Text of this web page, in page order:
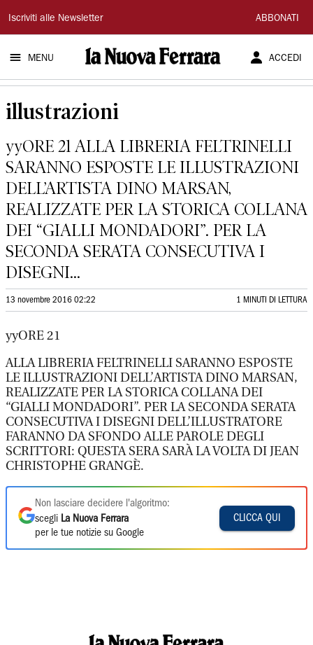
La
Nuova
Ferrara
Iscriviti alle Newsletter ABBONATI
MENU ACCEDI
illustrazioni
yyORE 21 ALLA LIBRERIA FELTRINELLI
SARANNO ESPOSTE LE ILLUSTRAZIONI
DELL’ARTISTA DINO MARSAN,
REALIZZATE PER LA STORICA COLLANA
DEI “GIALLI MONDADORI”. PER LA
SECONDA SERATA CONSECUTIVA I
DISEGNI...
13 novembre 2016 02:22 1 MINUTI DI LETTURA
yyORE 21
ALLA LIBRERIA FELTRINELLI SARANNO ESPOSTE
LE ILLUSTRAZIONI DELL’ARTISTA DINO MARSAN,
REALIZZATE PER LA STORICA COLLANA DEI
“GIALLI MONDADORI”. PER LA SECONDA SERATA
CONSECUTIVA I DISEGNI DELL’ILLUSTRATORE
FARANNO DA SFONDO ALLE PAROLE DEGLI
SCRITTORI: QUESTA SERA SARÀ LA VOLTA DI JEAN
CHRISTOPHE GRANGÈ.
Non lasciare decidere l'algoritmo:
scegli La Nuova Ferrara
per le tue notizie su Google
CLICCA QUI